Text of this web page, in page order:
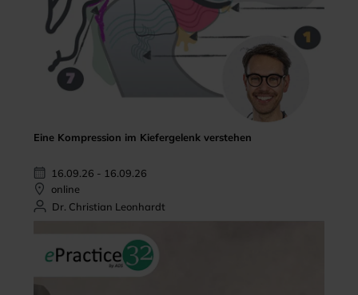
Eine Kompression im Kiefergelenk verstehen
16.09.26 - 16.09.26
online
Dr. Christian Leonhardt